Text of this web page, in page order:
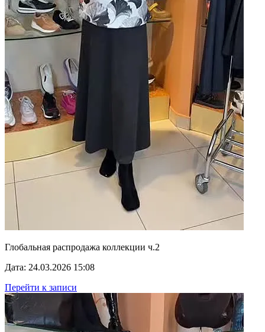
Глобальная распродажа коллекции ч.2
Дата: 24.03.2026 15:08
Перейти к записи